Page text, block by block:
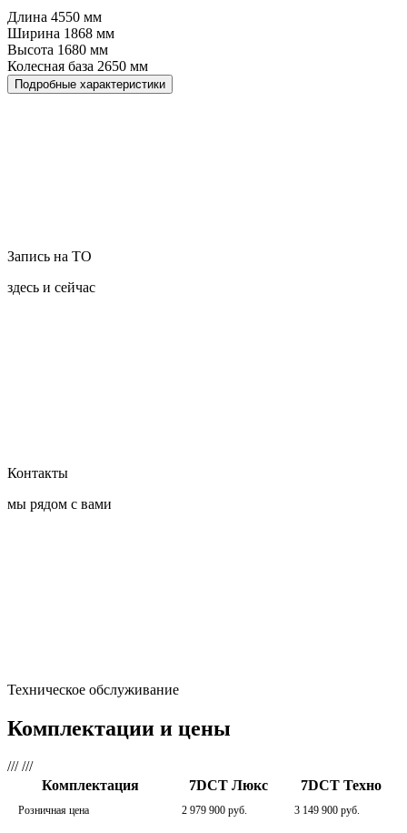
Длина 4550 мм
Ширина 1868 мм
Высота 1680 мм
Колесная база 2650 мм
Подробные характеристики
Запись на ТО
здесь и сейчас
Контакты
мы рядом с вами
Техническое обслуживание
Комплектации и цены
/// ///
Комплектация
7DCT Люкс 7DCT Техно
Розничная цена 2 979 900 руб. 3 149 900 руб.